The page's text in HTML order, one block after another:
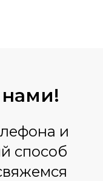
нами!
и
способ